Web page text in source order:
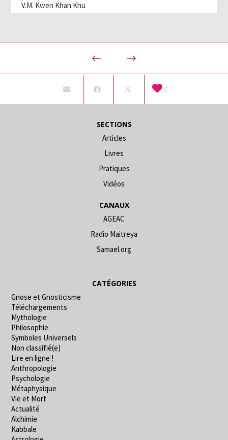
V.M. Kwen Khan Khu
0
SECTIONS
Articles
Livres
Pratiques
Vidéos
CANAUX
AGEAC
Radio Maitreya
Samael.org
CATÉGORIES
Gnose et Gnosticisme
Téléchargements
Mythologie
Philosophie
Symboles Universels
Non classifié(e)
Lire en ligne !
Anthropologie
Psychologie
Métaphysique
Vie et Mort
Actualité
Alchimie
Kabbale